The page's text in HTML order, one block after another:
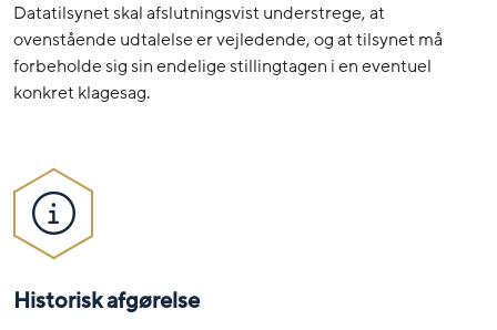
Datatilsynet skal afslutningsvist understrege, at
ovenstående udtalelse er vejledende, og at tilsynet må
forbeholde sig sin endelige stillingtagen i en eventuel
konkret klagesag.
Historisk afgørelse